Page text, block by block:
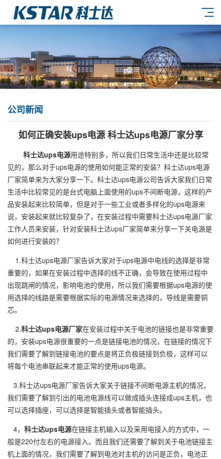
公司新闻
如何正确安装ups电源 科士达ups电源厂家分享
科士达ups电源用途特别多，所以我们日常生活中还是比较常
见的，那么对于ups电源的使用如何能正常的安装？科士达ups电源
厂家简单来为大家分享一下。科士达ups电源公司告诉大家我们日常
生活中比较常见的是台式电脑上面使用的ups不间断电源，这样的产
品安装起来比较简单，但是对于一些工业或者多样化的ups电源来
说，安装起来就比较复杂了，在安装过程中需要科士达ups电源厂家
工作人员来安装，针对安装科士达ups厂家简单来分享一下关电源是
如何进行安装的？
1.科士达ups电源厂家告诉大家对于ups电源中电线的选择是非常
重要的，如果在安装过程中选择的线不正确，会导致在使用过程中
出现跳闸的情况，影响电池的使用，所以我们需要根据ups电源的使
用选择的线路是需要根据实际的电源情况来选择的，导线是需要铜
芯。
2.科士达ups电源厂家在安装过程中关于电池的链接也是非常重要
的，安装ups电源很重要的一点是链接电池的情况，在链接的情况下
我们需要了解到链接电池的要点是将正负极链接到负极，这样可以
将每个电池串联起来才能正常的使用ups电源。
3.科士达ups电源厂家告诉大家关于链接不间断电源主机的情况，
我们需要了解到引出的电池电源线可以做成插头连接成ups主机，也
可以选择插座，可以选择是智能插头或者智能插头。
4， 科士达ups电源在链接主机输入以及采用电接入的方式中，一
般是220付左右的电源接入。而且我们还需要了解到关于电池链接主
机上面的情况，我们需要了解到电池对主机的访问是正负，电池正